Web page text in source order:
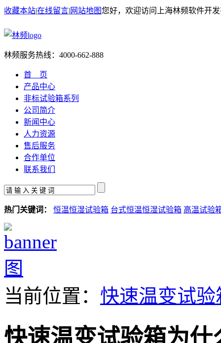
收藏本站|在线留言| 网站地图您好，欢迎访问上海林频软件开
林频服务热线： 4000-662-888
首 页
产品中心
非标试验箱系列
公司简介
新闻中心
人力资源
售后服务
合作单位
联系我们
热门关键词： 恒温恒湿试验箱 台式恒温恒湿试验箱 高温试验
当前位置： 快速温变试验
快速温变试验箱为